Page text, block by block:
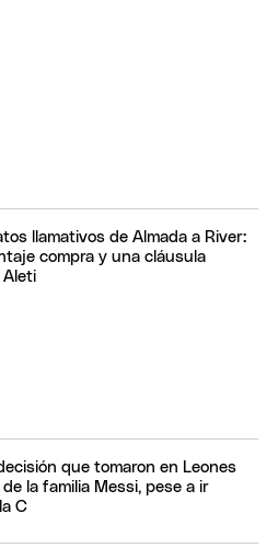
llamativos de Almada a River:
compra y una cláusula
Aleti
que tomaron en Leones
de la familia Messi, pese a ir
C